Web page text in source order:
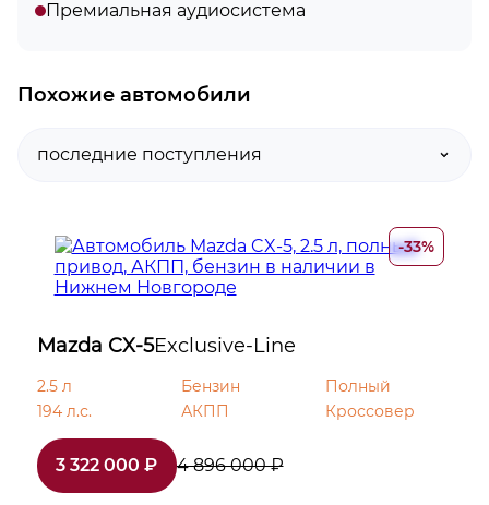
Премиальная аудиосистема
Система адаптивного освещения
Система управления дальним светом
Светодиодные фары
Омыватель фар
Датчик света
Похожие автомобили
-33%
Mazda CX-5Exclusive-Line
2.5 л Бензин
Полный
194 л.с.
АКПП Кроссовер
3 322 000 ₽ 4 896 000 ₽